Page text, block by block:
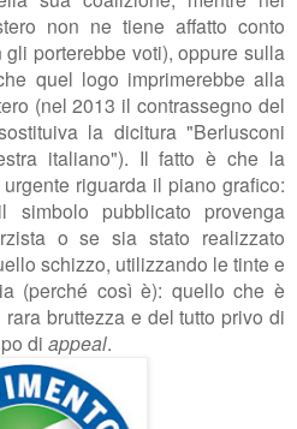
non ne tiene affatto conto
porterebbe voti), oppure sulla
quel logo imprimerebbe alla
(nel 2013 il contrassegno del
la dicitura "Berlusconi
italiano"). Il fatto è che la
riguarda il piano grafico:
pubblicato provenga
o se sia stato realizzato
schizzo, utilizzando le tinte e
(perché così è): quello che è
bruttezza e del tutto privo di
di appeal.